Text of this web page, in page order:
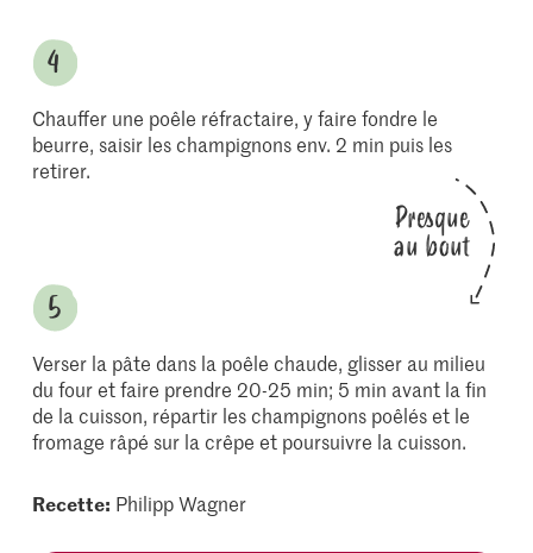
Chauffer une poêle réfractaire, y faire fondre le
beurre, saisir les champignons env. 2 min puis les
retirer.
Presque
au bout
Verser la pâte dans la poêle chaude, glisser au milieu
du four et faire prendre 20-25 min; 5 min avant la fin
de la cuisson, répartir les champignons poêlés et le
fromage râpé sur la crêpe et poursuivre la cuisson.
Recette: Philipp Wagner